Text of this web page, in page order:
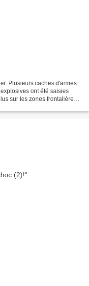
Plusieurs caches d'armes
ont été saisies
sur les zones frontalières.